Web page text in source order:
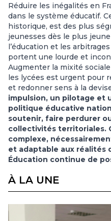
Réduire les inégalités en
dans le système éducatif.
historique, est des plus
jeunesses dès le plus
l’éducation et les
portent une lourde et
Augmenter la mixité
les lycées est urgent pour
et redonner sens à la
impulsion, un pilotage et
politique éducative
soutenir, faire perdurer
collectivités territoriales.
complexe,
et adaptable aux réalités
Éducation continue de
À LA UNE